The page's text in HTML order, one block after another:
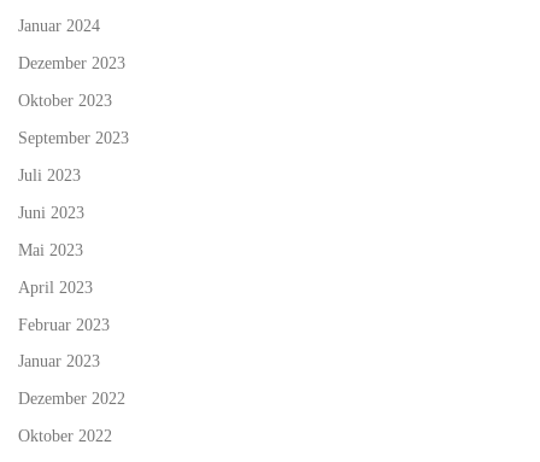
Januar 2024
Dezember 2023
Oktober 2023
September 2023
Juli 2023
Juni 2023
Mai 2023
April 2023
Februar 2023
Januar 2023
Dezember 2022
Oktober 2022